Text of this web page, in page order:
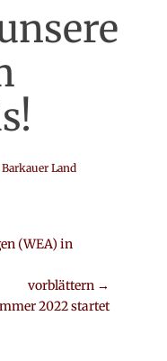
Land
(WEA) in
vorblättern →
2022 startet